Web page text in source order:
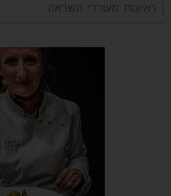
| ראיונות מעוררי השראה